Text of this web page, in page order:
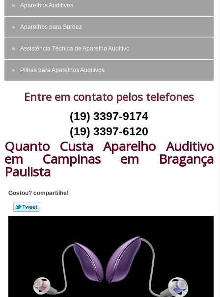
Aparelhos Auditivos
Aparelhos para Surdez
Assistência Técnica de Aparelho Auditivo
Pilhas para Aparelhos Auditivos
Entre em contato pelos telefones
(19) 3397-9174
(19) 3397-6120
Quanto Custa Aparelho Auditivo
em Campinas em Bragança
Paulista
Gostou? compartilhe!